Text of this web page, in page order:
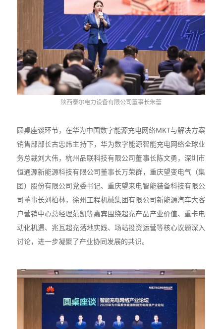
陕西泰尔电力设备有限公司董事长朱蕾
圆桌座谈环节，在华为中国数字能源充电网络MKT与解决方案
销售部部长古忠炜主持下，华为数字能源智能充电网络全球业
务总裁刘大伟，杭州品联科技有限公司董事长陈文勇，深圳市
恒通源新能源科技有限公司董事长万荣群，重庆望变电气（集
团）股份有限公司党委书记、重庆望来电智能装备科技有限公
司董事长刘柏林，徐州工程机械集团有限公司新能源汽车大客
户营销中心总经理范凯等嘉宾围绕超充产品产业价值、重卡电
动化机遇、兆瓦超充落地实践、场站投资运营等核心议题深入
讨论，进一步凝聚了产业协同发展的共识。